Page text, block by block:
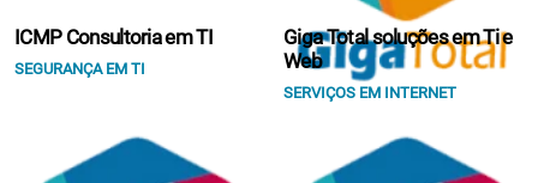
ICMP Consultoria em TI
SEGURANÇA EM TI
Giga Total soluções em Ti e
Web
SERVIÇOS EM INTERNET